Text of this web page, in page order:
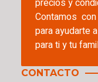
precios y
Contamos
para ayudarte
para ti y tu
CONTACTO